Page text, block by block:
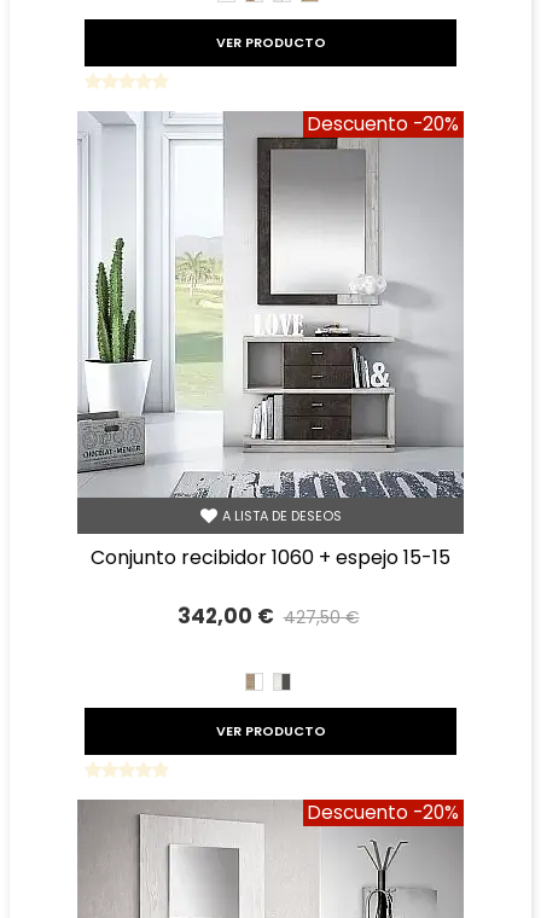
VER PRODUCTO
Descuento -20%
A LISTA DE DESEOS
conjunto recibidor 1060 + espejo 15-15
342,00 € 427,50 €
CAMBRIAN/BLANCO
TIBET
VER PRODUCTO
Descuento -20%